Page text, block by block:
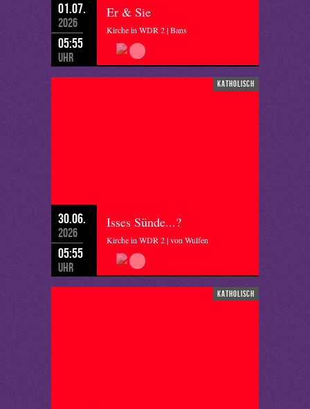
01.07.
2026
05:55
Uhr
Er & Sie
Kirche in WDR 2 | Bans
katholisch
30.06.
2026
05:55
Uhr
Isses Sünde...?
Kirche in WDR 2 | von Wulfen
katholisch